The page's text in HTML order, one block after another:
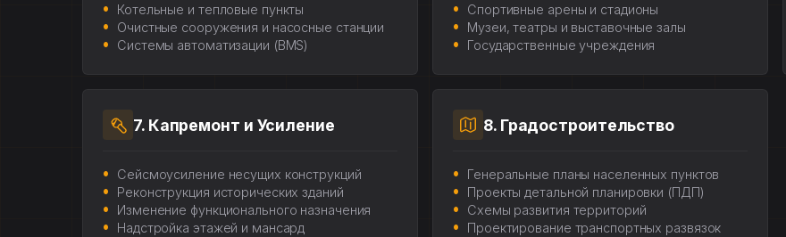
Котельные и тепловые пункты
Очистные сооружения и насосные станции
Системы автоматизации (BMS)
Спортивные арены и стадионы
Музеи, театры и выставочные залы
Государственные учреждения
7. Капремонт и Усиление
Сейсмоусиление несущих конструкций
Реконструкция исторических зданий
Изменение функционального назначения
Надстройка этажей и мансард
8. Градостроительство
Генеральные планы населенных пунктов
Проекты детальной планировки (ПДП)
Схемы развития территорий
Проектирование транспортных развязок